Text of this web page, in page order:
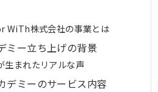
WiTh株式会社の事業とは
ミー立ち上げの背景
生まれたリアルな声
ミーのサービス内容